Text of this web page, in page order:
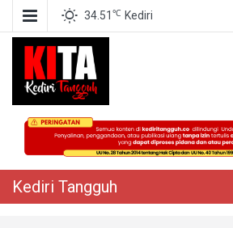
34.51 ℃ Kediri
Kediri
Berita Akurat Terpercaya
Kediri Tangguh